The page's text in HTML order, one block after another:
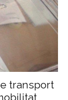
transport